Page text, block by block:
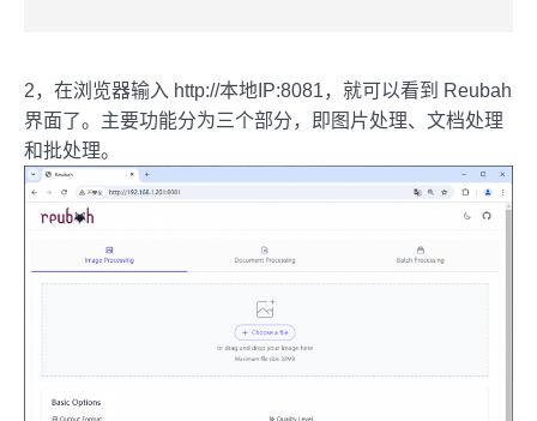
2，在浏览器输入 http://本地IP:8081，就可以看到 Reubah
界面了。主要功能分为三个部分，即图片处理、文档处理
和批处理。